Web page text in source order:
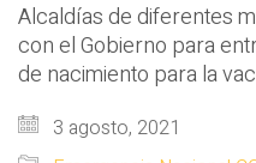
Alcaldías de diferentes
con el Gobierno para
de nacimiento para la
3 agosto, 2021